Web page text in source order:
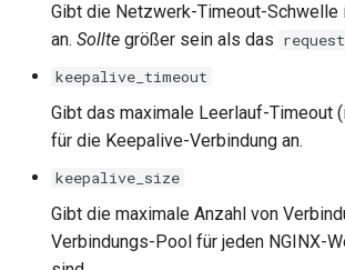
log-zmq
loop-detect
lua-upstream
markdown
Gibt die Netzwerk-Timeout-Schwelle
an. Sollte größer sein als das
keepalive_timeout
Gibt das maximale Leerlauf-Timeout
für die Keepalive-Verbindung an.
keepalive_size
Gibt die maximale Anzahl von
Verbindungs-Pool für jeden NGINX-